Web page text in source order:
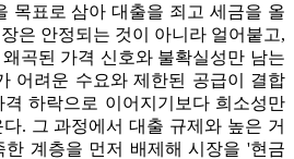
목표로 삼아 대출을 죄고 세금을 올
은 안정되는 것이 아니라 얼어붙고,
곡된 가격 신호와 불확실성만 남는
어려운 수요와 제한된 공급이 결합
하락으로 이어지기보다 희소성만
. 그 과정에서 대출 규제와 높은 거
계층을 먼저 배제해 시장을 '현금